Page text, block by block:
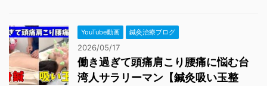
YouTube動画 鍼灸治療ブログ
2026/05/17
働き過ぎて頭痛肩こり腰痛に悩む台
湾人サラリーマン【鍼灸吸い玉整